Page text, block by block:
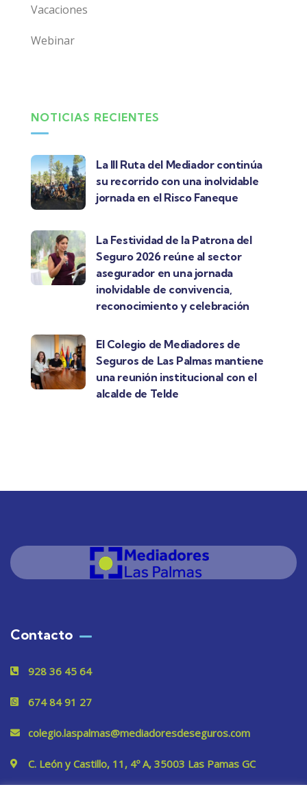
Vacaciones
Webinar
NOTICIAS RECIENTES
La III Ruta del Mediador continúa
su recorrido con una inolvidable
jornada en el Risco Faneque
La Festividad de la Patrona del
Seguro 2026 reúne al sector
asegurador en una jornada
inolvidable de convivencia,
reconocimiento y celebración
El Colegio de Mediadores de
Seguros de Las Palmas mantiene
una reunión institucional con el
alcalde de Telde
Contacto
928 36 45 64
674 84 91 27
colegio.laspalmas@mediadoresdeseguros.com
C. León y Castillo, 11, 4º A, 35003 Las Pamas GC